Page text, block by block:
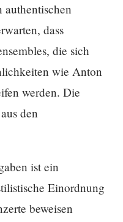
dass
die sich
wie Anton
werden. Die
den
ist ein
Einordnung
beweisen